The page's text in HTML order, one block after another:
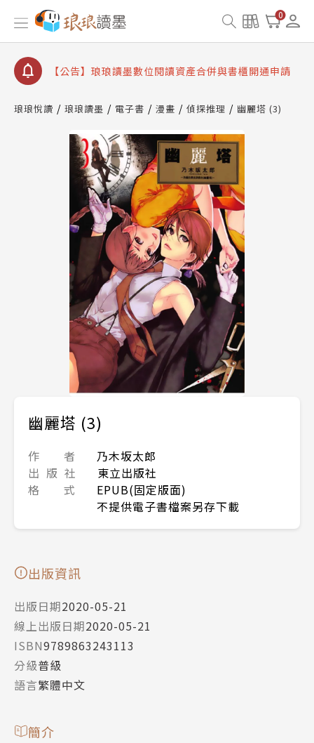
0
【公告】琅琅書店服務升級重要說明及資產合併結果
查詢
【公告】因 Readmoo 讀墨系統維護中，本站同步暫
【公告】琅琅讀墨數位閱讀資產合併與書櫃開通申請
請圖文教學
【公告】琅琅書店服務升級重要說明及資產合併結果
【公告】因 Readmoo 讀墨系統維護中，本站同步暫
停部分閱讀服務
琅琅悅讀 琅琅讀墨 電子書 漫畫 偵探推理 幽麗塔 (3)
幽麗塔 (3)
作 者
乃木坂太郎
出 版 社
東立出版社
格 式
EPUB(固定版面)
不提供電子書檔案另存下載
出版資訊
出版日期2020-05-21
線上出版日期2020-05-21
ISBN9789863243113
分級普級
語言繁體中文
簡介